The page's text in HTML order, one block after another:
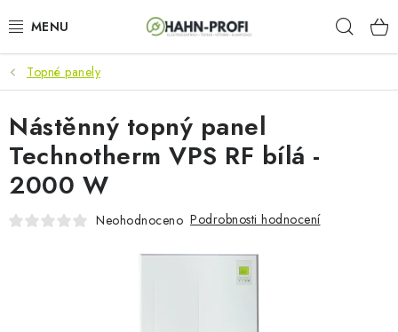
na
KLIMATIZACE
ELEKTROCENTRÁLY
ZAHRADNÍ TECHNIKA
STAVEBNÍ TECHNIKA
Topné panely
Nástěnný topný panel
Technotherm VPS RF bílá -
2000 W
Neohodnoceno Podrobnosti hodnocení